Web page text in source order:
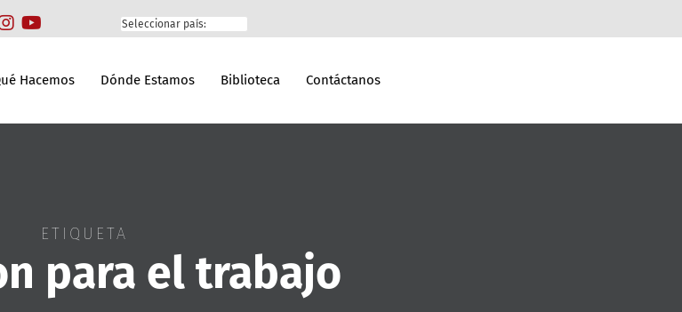
Hacemos Dónde Estamos Biblioteca Contáctanos
ETIQUETA
para el trabajo